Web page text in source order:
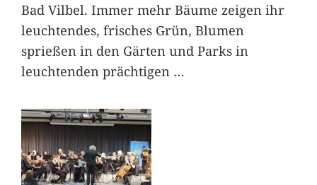
Bad Vilbel. Immer mehr Bäume zeigen ihr
leuchtendes, frisches Grün, Blumen
sprießen in den Gärten und Parks in
leuchtenden prächtigen …